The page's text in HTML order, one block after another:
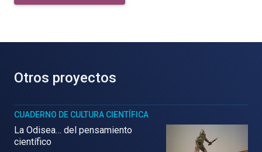
Otros proyectos
CUADERNO DE CULTURA CIENTÍFICA
La Odisea… del pensamiento
científico